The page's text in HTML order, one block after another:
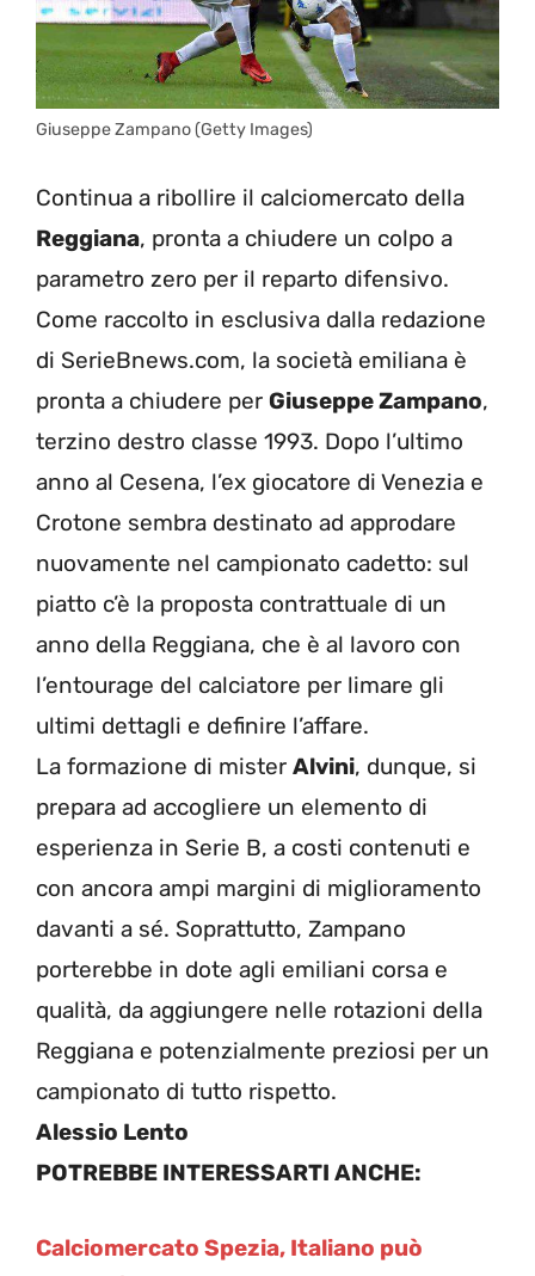
Giuseppe Zampano (Getty Images)
Continua a ribollire il calciomercato della
Reggiana, pronta a chiudere un colpo a
parametro zero per il reparto difensivo.
Come raccolto in esclusiva dalla redazione
di SerieBnews.com, la società emiliana è
pronta a chiudere per Giuseppe Zampano,
terzino destro classe 1993. Dopo l’ultimo
anno al Cesena, l’ex giocatore di Venezia e
Crotone sembra destinato ad approdare
nuovamente nel campionato cadetto: sul
piatto c’è la proposta contrattuale di un
anno della Reggiana, che è al lavoro con
l’entourage del calciatore per limare gli
ultimi dettagli e definire l’affare.
La formazione di mister Alvini, dunque, si
prepara ad accogliere un elemento di
esperienza in Serie B, a costi contenuti e
con ancora ampi margini di miglioramento
davanti a sé. Soprattutto, Zampano
porterebbe in dote agli emiliani corsa e
qualità, da aggiungere nelle rotazioni della
Reggiana e potenzialmente preziosi per un
campionato di tutto rispetto.
Alessio Lento
POTREBBE INTERESSARTI ANCHE:
Calciomercato Spezia, Italiano può